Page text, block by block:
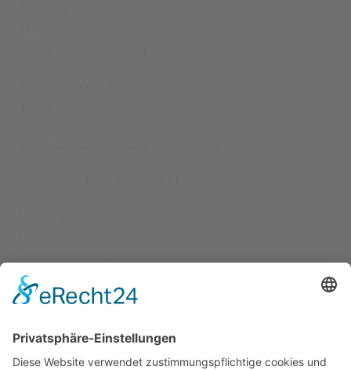
Telefon: 07631 - 2724
Öffnungszeiten
08:00 Uhr - 13:00 Uhr